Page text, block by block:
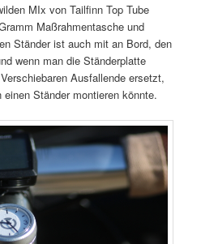
MIx von Tailfinn Top Tube
Maßrahmentasche und
Ständer ist auch mit an Bord, den
wenn man die Ständerplatte
Ausfallende ersetzt,
Ständer montieren könnte.